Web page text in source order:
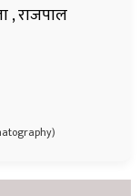
, राजपाल